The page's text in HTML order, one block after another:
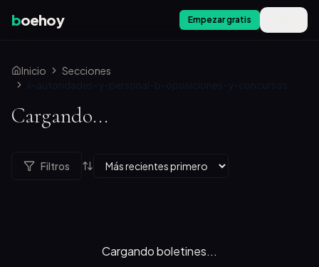
boehoy Empezar gratis
Inicio
Secciones
ii-autoridades-y-personal-b-oposiciones-y-concursos
Cargando...
Filtros
Cargando boletines...